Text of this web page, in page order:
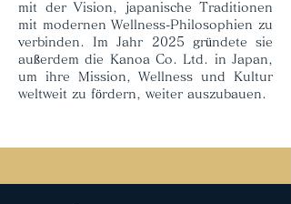
mit der Vision, japanische Traditionen
mit modernen Wellness-Philosophien zu
verbinden. Im Jahr 2025 gründete sie
außerdem die Kanoa Co. Ltd. in Japan,
um ihre Mission, Wellness und Kultur
weltweit zu fördern, weiter auszubauen.